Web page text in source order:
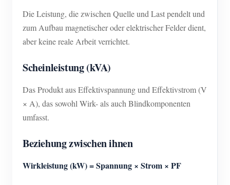
Die Leistung, die zwischen Quelle und Last pendelt und
zum Aufbau magnetischer oder elektrischer Felder dient,
aber keine reale Arbeit verrichtet.
Scheinleistung (kVA)
Das Produkt aus Effektivspannung und Effektivstrom (V
× A), das sowohl Wirk- als auch Blindkomponenten
umfasst.
Beziehung zwischen ihnen
Wirkleistung (kW) = Spannung × Strom × PF